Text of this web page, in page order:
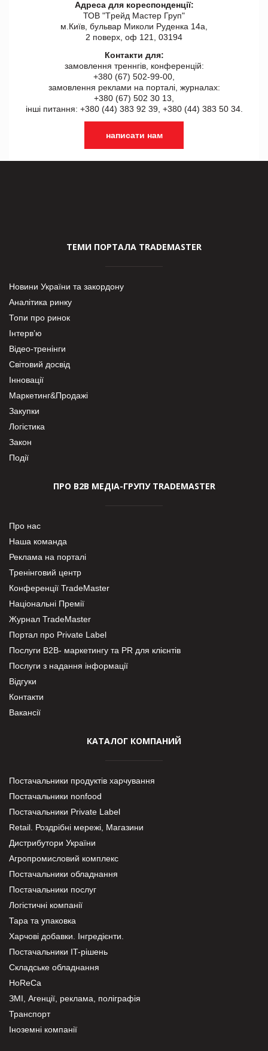
Адреса для кореспонденції:
ТОВ "Tрейд Мастер Груп"
м.Київ, бульвар Миколи Руденка 14а,
2 поверх, оф 121, 03194
Контакти для:
замовлення треннгів, конференцій:
+380 (67) 502-99-00,
замовлення реклами на порталі, журналах:
+380 (67) 502 30 13,
інші питання: +380 (44) 383 92 39, +380 (44) 383 50 34.
написати нам
ТЕМИ ПОРТАЛА TRADEMASTER
Новини України та закордону
Аналітика ринку
Топи про ринок
Інтерв’ю
Відео-тренінги
Світовий досвід
Інновації
Маркетинг&Продажі
Закупки
Логістика
Закон
Події
ПРО В2В МЕДІА-ГРУПУ TRADEMASTER
Про нас
Наша команда
Реклама на порталі
Тренінговий центр
Конференції TradeMaster
Національні Премії
Журнал TradeMaster
Портал про Private Label
Послуги В2В- маркетингу та PR для клієнтів
Послуги з надання інформації
Відгуки
Контакти
Вакансії
КАТАЛОГ КОМПАНИЙ
Постачальники продуктів харчування
Постачальники nonfood
Постачальники Private Label
Retail. Роздрібні мережі, Магазини
Дистрибутори України
Агропромисловий комплекс
Постачальники обладнання
Постачальники послуг
Логістичні компанії
Тара та упаковка
Харчові добавки. Інгредієнти.
Постачальники IT-рішень
Складське обладнання
HoReCa
ЗМІ, Агенції, реклама, поліграфія
Транспорт
Іноземні компанії